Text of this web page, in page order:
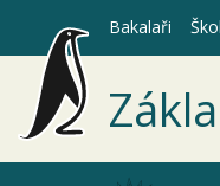
Bakalaři